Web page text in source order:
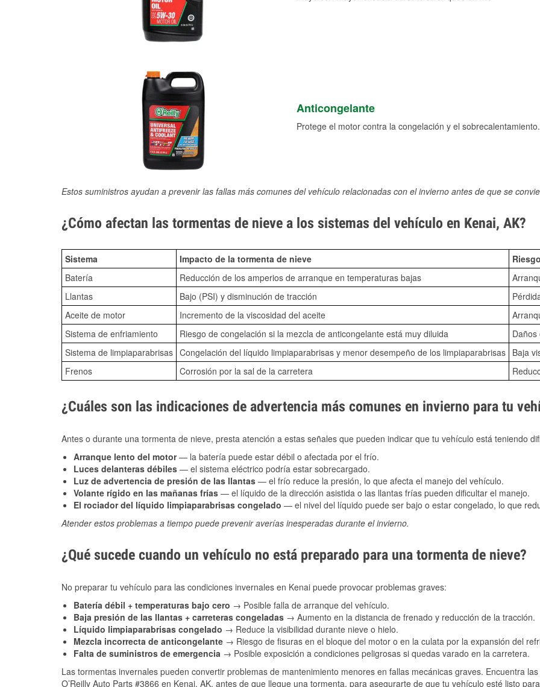
Anticongelante
Protege el motor contra la congelación y el sobrecalentamiento.
Estos suministros ayudan a prevenir las fallas más comunes del vehículo relacionadas con el invierno antes de que se
¿Cómo afectan las tormentas de nieve a los sistemas del vehículo en Kenai, AK?
Sistema Impacto de la tormenta de nieve
Batería
Reducción de los amperios de arranque en temperaturas bajas
Llantas
Bajo (PSI) y disminución de tracción
Aceite de motor
Incremento de la viscosidad del aceite
Sistema de enfriamiento
Riesgo de congelación si la mezcla de anticongelante está muy diluida
Sistema de limpiaparabrisas Congelación del líquido limpiaparabrisas y menor desempeño de los limpiaparabrisas Baja
Frenos
Corrosión por la sal de la carretera
¿Cuáles son las indicaciones de advertencia más comunes en invierno para tu
Antes o durante una tormenta de nieve, presta atención a estas señales que pueden indicar que tu vehículo está teniendo
Arranque lento del motor— la batería puede estar débil o afectada por el frío.
Luces delanteras débiles — el sistema eléctrico podría estar sobrecargado.
Luz de advertencia de presión de las llantas — el frío reduce la presión, lo que afecta el manejo del vehículo.
Volante rígido en las mañanas frías — el líquido de la dirección asistida o las llantas frías pueden dificultar el manejo.
El rociador del líquido limpiaparabrisas congelado — el nivel del líquido puede ser bajo o estar congelado, lo que
Atender estos problemas a tiempo puede prevenir averías inesperadas durante el invierno.
¿Qué sucede cuando un vehículo no está preparado para una tormenta de nieve?
No preparar tu vehículo para las condiciones invernales en Kenai puede provocar problemas graves:
Batería débil + temperaturas bajo cero → Posible falla de arranque del vehículo.
Baja presión de las llantas + carreteras congeladas → Aumento en la distancia de frenado y reducción de la tracción.
Líquido limpiaparabrisas congelado → Reduce la visibilidad durante nieve o hielo.
Mezcla incorrecta de anticongelante → Riesgo de fisuras en el bloque del motor o en la culata por la expansión del
Falta de suministros de emergencia → Posible exposición a condiciones peligrosas si quedas varado en la carretera.
Las tormentas invernales pueden convertir problemas de mantenimiento menores en fallas mecánicas graves. Encuentra
O’Reilly Auto Parts #3866 en Kenai, AK, antes de que llegue una tormenta, para asegurarte de que tu vehículo esté listo